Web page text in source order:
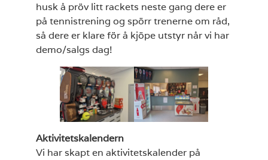
husk å pröv litt rackets neste gang dere er
på tennistrening og spörr trenerne om råd,
så dere er klare för å kjöpe utstyr når vi har
demo/salgs dag!
Aktivitetskalendern
Vi har skapt en aktivitetskalender på